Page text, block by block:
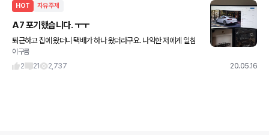
HOT 자유주제
A7 포기했습니다. ㅜㅜ
퇴근하고 집에 왔더니 택배가 하나 왔더라구요. 나약한 저에게 일침
을 가하는 그런 택배가... 1년 기다려서 자신을 갖고 싶지 않냐고 하길
이구름
2
21 2,737 20.05.16